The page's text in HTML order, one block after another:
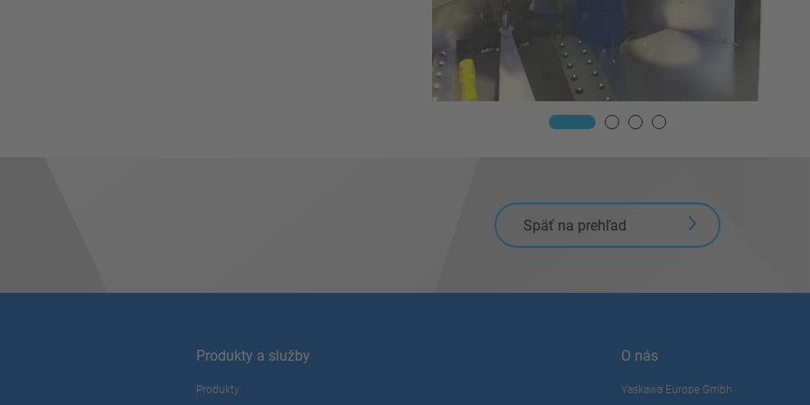
Späť na prehľad
Produkty a služby
Produkty
O nás
Yaskawa Europe Gmbh